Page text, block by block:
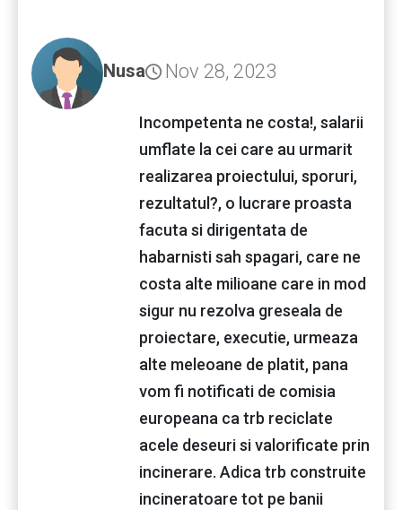
Nusa Nov 28, 2023
Incompetenta ne costa!, salarii
umflate la cei care au urmarit
realizarea proiectului, sporuri,
rezultatul?, o lucrare proasta
facuta si dirigentata de
habarnisti sah spagari, care ne
costa alte milioane care in mod
sigur nu rezolva greseala de
proiectare, executie, urmeaza
alte meleoane de platit, pana
vom fi notificati de comisia
europeana ca trb reciclate
acele deseuri si valorificate prin
incinerare. Adica trb construite
incineratoare tot pe banii